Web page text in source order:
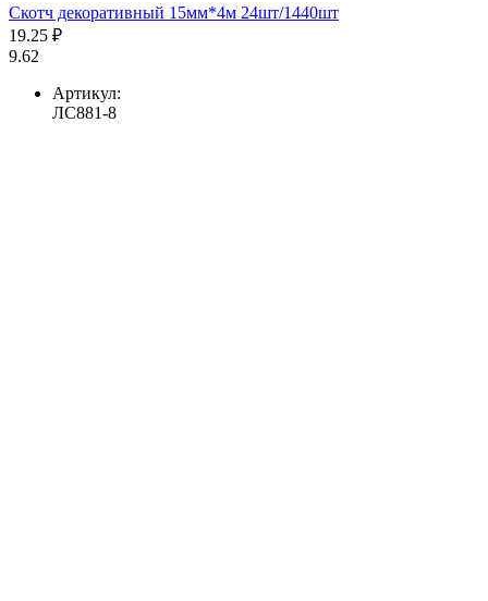
Скотч декоративный 15мм*4м 24шт/1440шт
19.25 ₽
9.62
Артикул:
ЛС881-8